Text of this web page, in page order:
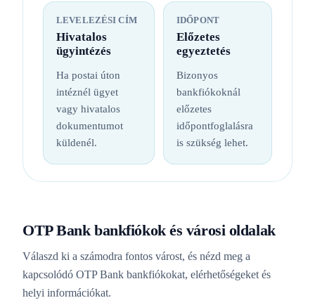
LEVELEZÉSI CÍM
Hivatalos
ügyintézés
Ha postai úton
intéznél ügyet
vagy hivatalos
dokumentumot
küldenél.
IDŐPONT
Előzetes
egyeztetés
Bizonyos
bankfiókoknál
előzetes
időpontfoglalásra
is szükség lehet.
OTP Bank bankfiókok és városi oldalak
Válaszd ki a számodra fontos várost, és nézd meg a
kapcsolódó OTP Bank bankfiókokat, elérhetőségeket és
helyi információkat.